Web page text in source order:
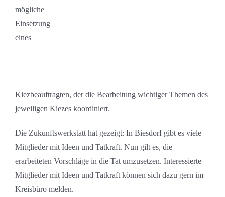
mögliche
Einsetzung
eines
Kiezbeauftragten, der die Bearbeitung wichtiger Themen des
jeweiligen Kiezes koordiniert.
Die Zukunftswerkstatt hat gezeigt: In Biesdorf gibt es viele
Mitglieder mit Ideen und Tatkraft. Nun gilt es, die
erarbeiteten Vorschläge in die Tat umzusetzen. Interessierte
Mitglieder mit Ideen und Tatkraft können sich dazu gern im
Kreisbüro melden.